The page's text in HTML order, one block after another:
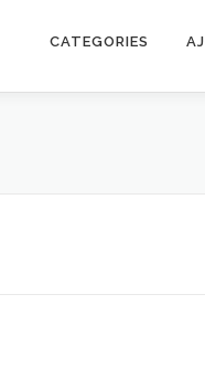
CATEGORIES